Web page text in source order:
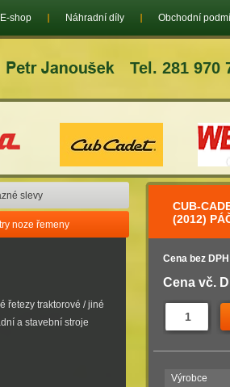
Tel. 281 970
E-shop Náhradní díly Obchodní
slevy
noze řemeny
řetezy traktorové / jiné
a stavební stroje
CUB-
(2012)
Cena bez
Cena vč.
Výrobce